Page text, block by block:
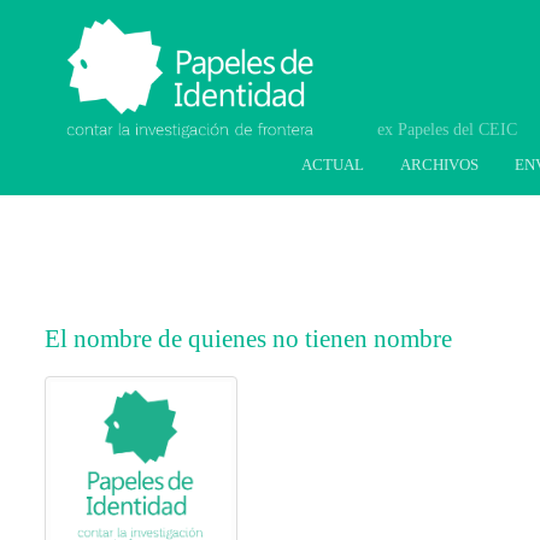
ACTUAL ARCHIVOS
Papeles de Identidad.
Contar la investigación
de frontera
El nombre de quienes no tienen nombre
##plugins.themes.bootstrap3.article.main##